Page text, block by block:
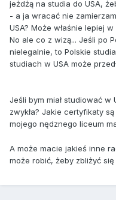
jeżdżą na studia do USA,
- a ja wracać nie
USA? Może właśnie lepiej
No ale co z wizą... Jeśli po
nielegalnie, to Polskie
studiach w USA może
Jeśli bym miał studiować
zwykła? Jakie certyfikaty
mojego nędznego liceum
A może macie jakieś inne
może robić, żeby zbliżyć